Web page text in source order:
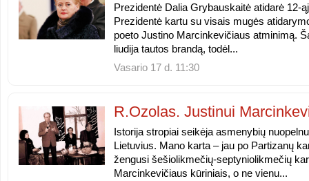
Prezidentė Dalia Grybauskaitė atidarė 12-
Prezidentė kartu su visais mugės
poeto Justino Marcinkevičiaus atminimą.
liudija tautos brandą, todėl...
Vasario 17 d. 11:30
R.Ozolas. Justinui
Istorija stropiai seikėja asmenybių
Lietuvius. Mano karta – jau po Partizanų
žengusi šešiolikmečių-septyniolikmečių
Marcinkevičiaus kūriniais, o ne vienu...